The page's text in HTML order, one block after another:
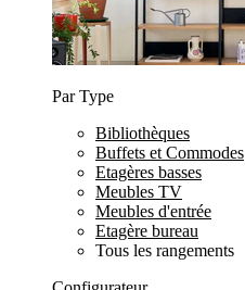
Par Type
Bibliothèques
Buffets et Commodes
Etagères basses
Meubles TV
Meubles d'entrée
Etagère bureau
Tous les rangements